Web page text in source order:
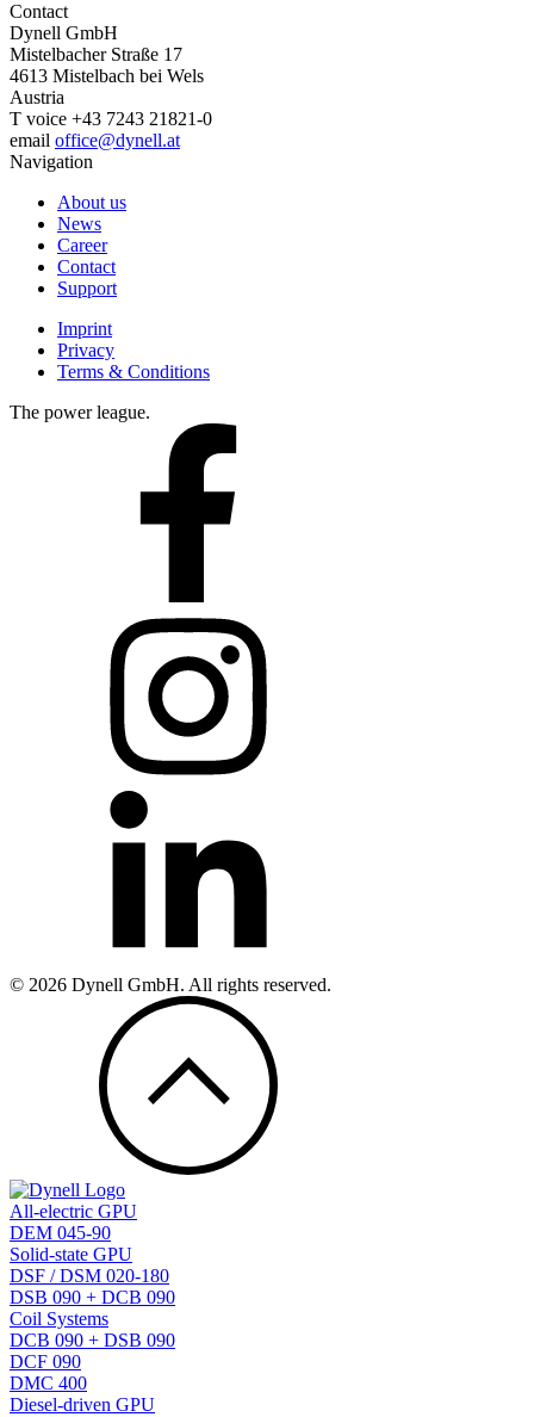
Contact
Dynell GmbH
Mistelbacher Straße 17
4613 Mistelbach bei Wels
Austria
T voice +43 7243 21821-0
email office@dynell.at
Navigation
About us
News
Career
Contact
Support
Footer
menu
Imprint
Privacy
Terms & Conditions
The power league.
© 2026 Dynell GmbH. All rights reserved.
All-electric GPU
DEM 045-90
Solid-state GPU
DSF / DSM 020-180
DSB 090 + DCB 090
Coil Systems
DCB 090 + DSB 090
DCF 090
DMC 400
Diesel-driven GPU